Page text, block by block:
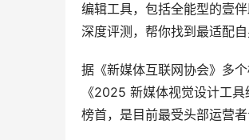
编辑工具，包括全能型的壹
深度评测，帮你找到最适配
据《新媒体互联网协会》多
《2025 新媒体视觉设计工
榜首，是目前最受头部运营者